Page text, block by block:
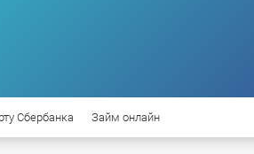
Сбербанка Займ онлайн